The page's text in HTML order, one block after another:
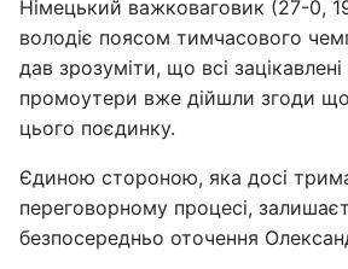
Німецький важковаговик (27-0,
володіє поясом тимчасового
дав зрозуміти, що всі
промоутери вже дійшли згоди
цього поєдинку.
Єдиною стороною, яка досі
переговорному процесі,
безпосередньо оточення